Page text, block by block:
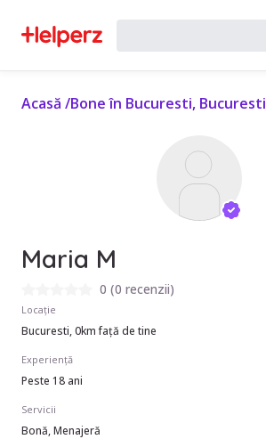
Acasă /Bone în Bucuresti, Bucuresti
Maria M
0 (0 recenzii)
Locație
Bucuresti, 0km față de tine
Experiență
Peste 18 ani
Servicii
Bonă, Menajeră